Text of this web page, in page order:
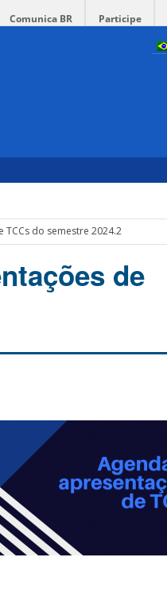
Comunica BR Participe
do semestre 2024.2
de